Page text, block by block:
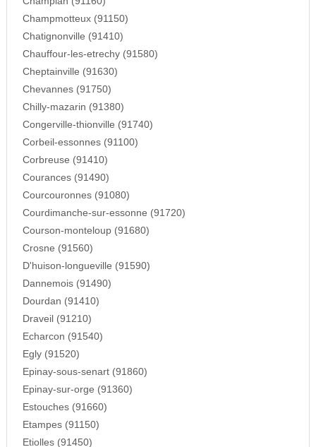
Champmotteux (91150)
Chatignonville (91410)
Chauffour-les-etrechy (91580)
Cheptainville (91630)
Chevannes (91750)
Chilly-mazarin (91380)
Congerville-thionville (91740)
Corbeil-essonnes (91100)
Corbreuse (91410)
Courances (91490)
Courcouronnes (91080)
Courdimanche-sur-essonne (91720)
Courson-monteloup (91680)
Crosne (91560)
D'huison-longueville (91590)
Dannemois (91490)
Dourdan (91410)
Draveil (91210)
Echarcon (91540)
Egly (91520)
Epinay-sous-senart (91860)
Epinay-sur-orge (91360)
Estouches (91660)
Etampes (91150)
Etiolles (91450)